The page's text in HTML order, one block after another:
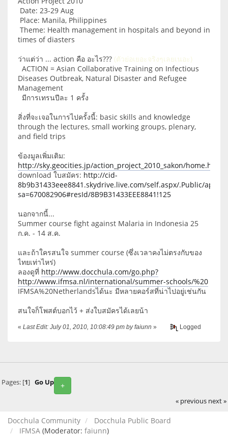
Date: 23-29 Aug
Place: Manila, Philippines
Theme: Health management in hospitals and beyond in
times of diasters
ว่าแต่ว่า ... action คือ อะไร??? (ตัวย่อเยอะจริงๆเลยเนอะ)
ACTION = Asian Collaborative Training on Infectious
Diseases Outbreak, Natural Disaster and Refugee
Management
มีการเทรนปีละ 1 ครั้ง
สิ่งที่จะเจอในการไปครั้งนี้: basic skills and knowledge
through the lectures, small working groups, plenary,
and field trips
ข้องมูลเพิ่มเติม:
http://sky.geocities.jp/action_project_2010_sakon/home.html
download ใบสมัคร: http://cid-
8b9b31433eee8841.skydrive.live.com/self.aspx/.Public/
sa=670082906#resId/8B9B31433EEE8841!125
นอกจากนี้...
Summer course fight against Malaria in Indonesia 25
ก.ค. - 14 ส.ค.
และถ้าใครสนใจ summer course (ซึ่งเวลาคงไม่ตรงกับของ
ไทยเท่าไหร่)
ลองดูที่ http://www.docchula.com/go.php?
http://www.ifmsa.nl/international/summer-schools/%20
IFMSA%20Netherlandsได้นะ มีหลายคอร์สที่น่าไปอยู่เช่นกัน
สนใจก็โพสต์บอกไว้ + ส่งใบสมัครได้เลยน้า
« Last Edit: July 01, 2010, 10:08:49 pm by faiunn » Logged
+
Pages: [1] Go Up
« previous next »
Docchula Community
Docchula Public Board
IFMSA (Moderator: faiunn)